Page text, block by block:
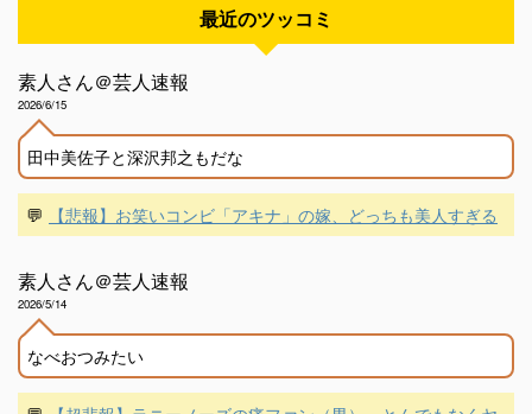
最近のツッコミ
素人さん＠芸人速報
2026/6/15
田中美佐子と深沢邦之もだな
💬 【悲報】お笑いコンビ「アキナ」の嫁、どっちも美人すぎる
素人さん＠芸人速報
2026/5/14
なべおつみたい